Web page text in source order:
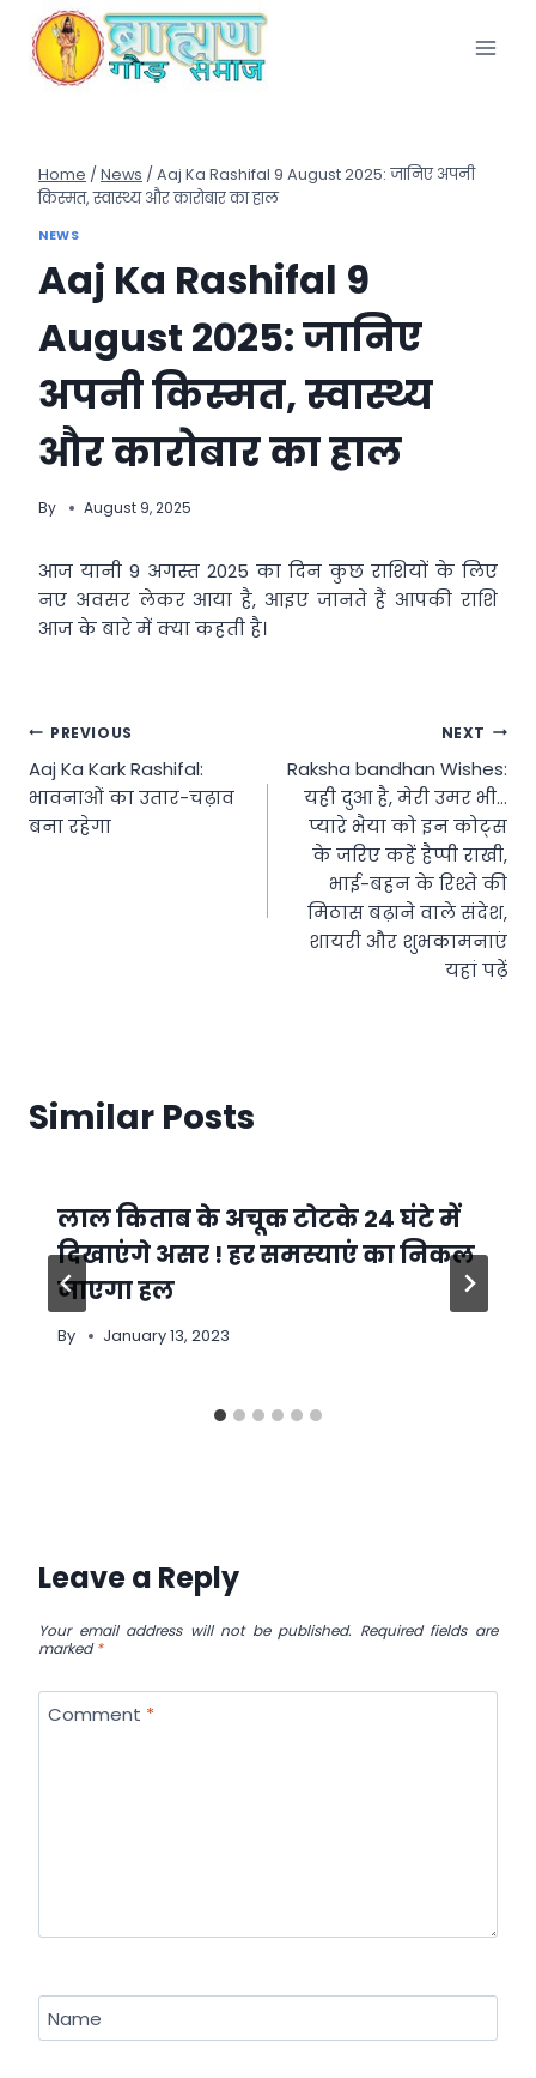
content
Home / News / Aaj Ka Rashifal 9 August 2025: जानिए अपनी
किस्मत, स्वास्थ्य और कारोबार का हाल
NEWS
Aaj Ka Rashifal 9
August 2025: जानिए
अपनी किस्मत, स्वास्थ्य
और कारोबार का हाल
By August 9, 2025
आज यानी 9 अगस्त 2025 का दिन कुछ राशियों के लिए
नए अवसर लेकर आया है, आइए जानते हैं आपकी राशि
आज के बारे में क्या कहती है।
Post
navigation
PREVIOUS
Aaj Ka Kark Rashifal:
भावनाओं का उतार-चढ़ाव
बना रहेगा
NEXT
Raksha bandhan Wishes:
यही दुआ है, मेरी उमर भी…
प्यारे भैया को इन कोट्स
के जरिए कहें हैप्पी राखी,
भाई-बहन के रिश्ते की
मिठास बढ़ाने वाले संदेश,
शायरी और शुभकामनाएं
यहां पढ़ें
Similar Posts
लाल किताब के अचूक टोटके 24 घंटे में
दिखाएंगे असर ! हर समस्याएं का निकल
जाएगा हल
By January 13, 2023
Leave a Reply
Your email address will not be published. Required fields are
marked*
Comment *
Name